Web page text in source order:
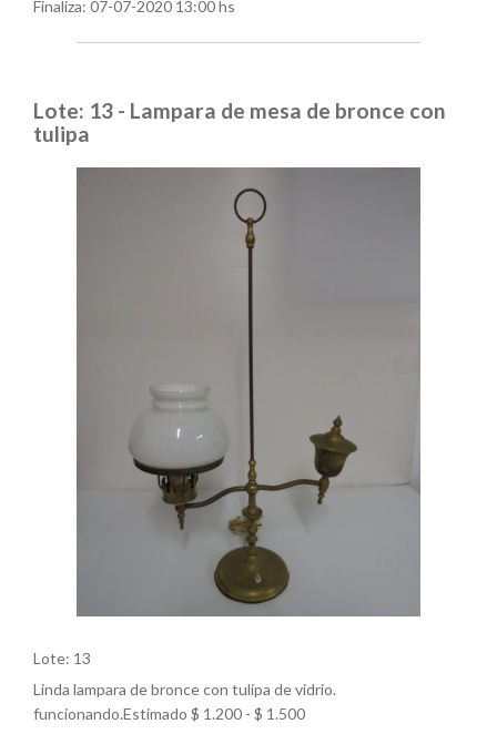
Finaliza: 07-07-2020 13:00 hs
Lote: 13 - Lampara de mesa de bronce con
tulipa
Lote: 13
Linda lampara de bronce con tulipa de vidrio.
funcionando.Estimado $ 1.200 - $ 1.500